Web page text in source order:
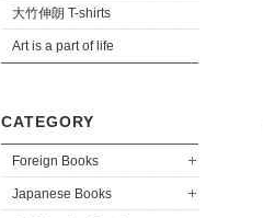
大竹伸朗 T-shirts
Art is a part of life
CATEGORY
Foreign Books
Japanese Books